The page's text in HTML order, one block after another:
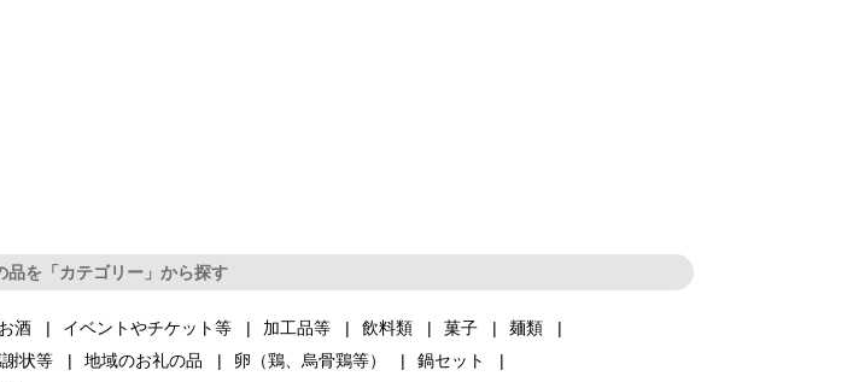
品を「カテゴリー」から探す
お酒 イベントやチケット等 加工品等 飲料類 菓子
麺類
状等 地域のお礼の品 卵（鶏、烏骨鶏等）
鍋セット